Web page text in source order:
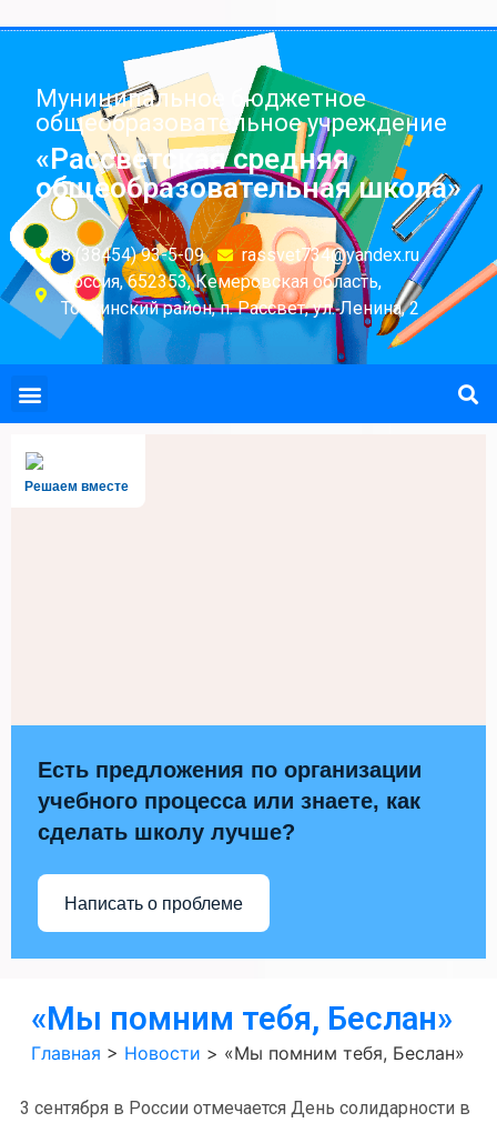
Муниципальное бюджетное
общеобразовательное учреждение
«Рассветская средняя
общеобразовательная школа»
8 (38454) 93-5-09
rassvet734@yandex.ru
Россия, 652353, Кемеровская область,
Топкинский район, п. Рассвет, ул. Ленина, 2
Решаем вместе
Есть предложения по организации
учебного процесса или знаете, как
сделать школу лучше?
Написать о проблеме
«Мы помним тебя, Беслан»
Главная > Новости > «Мы помним тебя, Беслан»
3 сентября в России отмечается День солидарности в